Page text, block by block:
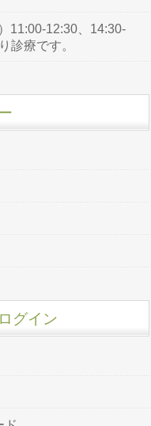
11:00-12:30、14:30-
診療です。
グイン